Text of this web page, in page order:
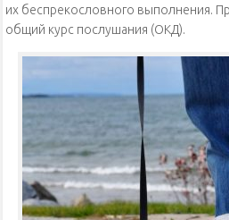
их беспрекословного выполнения.
общий курс послушания (ОКД).